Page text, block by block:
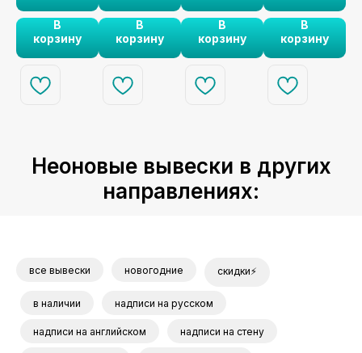
акцентом в
вашем
интерьере.
В
корзину
В
корзину
В
корзину
В
корзину
Неоновые вывески в других
направлениях:
все вывески новогодние скидки⚡
в наличии надписи на русском
надписи на английском надписи на стену